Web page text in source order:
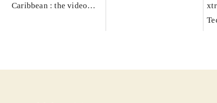
Caribbean : the video